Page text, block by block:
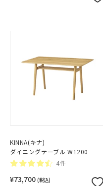
KINNA(キナ)
ダイニングテーブル W1200
4件
¥73,700 (税込)